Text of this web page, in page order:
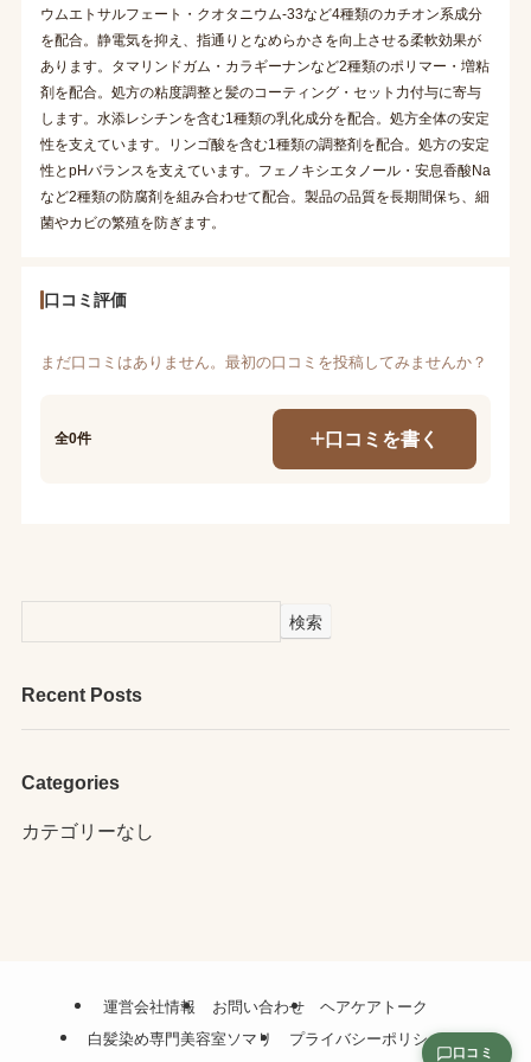
ウムエトサルフェート・クオタニウム-33など4種類のカチオン系成分
を配合。静電気を抑え、指通りとなめらかさを向上させる柔軟効果が
あります。タマリンドガム・カラギーナンなど2種類のポリマー・増粘
剤を配合。処方の粘度調整と髪のコーティング・セット力付与に寄与
します。水添レシチンを含む1種類の乳化成分を配合。処方全体の安定
性を支えています。リンゴ酸を含む1種類の調整剤を配合。処方の安定
性とpHバランスを支えています。フェノキシエタノール・安息香酸Na
など2種類の防腐剤を組み合わせて配合。製品の品質を長期間保ち、細
菌やカビの繁殖を防ぎます。
口コミ評価
まだ口コミはありません。最初の口コミを投稿してみませんか？
全0件 口コミを書く
検索
Recent Posts
Categories
カテゴリーなし
運営会社情報 お問い合わせ
ヘアケアトーク
白髪染め専門美容室ソマリ
プライバシーポリシー
口コミ